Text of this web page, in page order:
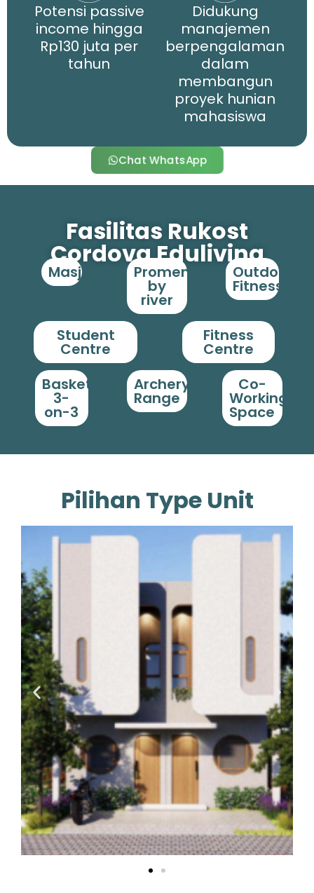
Potensi passive
income hingga
Rp130 juta per
tahun
Didukung
manajemen
berpengalaman
dalam
membangun
proyek hunian
mahasiswa
Chat WhatsApp
Fasilitas Rukost
Cordova Eduliving
Masjid Promenade
by
river
Outdoor
Fitness
Student
Centre
Fitness
Centre
Basket
3-
on-3
Archery
Range
Co-
Working
Space
Pilihan Type Unit